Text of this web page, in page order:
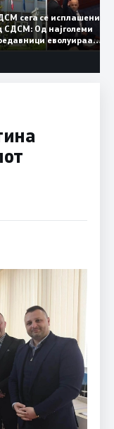
СДСМ сега се
од СДСМ: Од најголеми
предавници еволуираа
во најголеми патриоти